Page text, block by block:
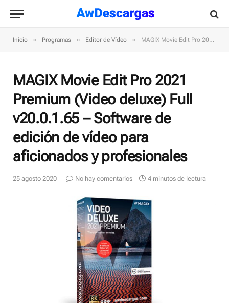
Inicio » Programas » Editor de Vídeo » MAGIX Movie Edit Pro 2021 Premium (Video deluxe) Full v20.0.1.65 – Software de edición de vídeo para aficionados y profesionales
MAGIX Movie Edit Pro 2021
Premium (Video deluxe) Full
v20.0.1.65 – Software de
edición de vídeo para
aficionados y profesionales
25 agosto 2020 No hay comentarios 4 minutos de lectura